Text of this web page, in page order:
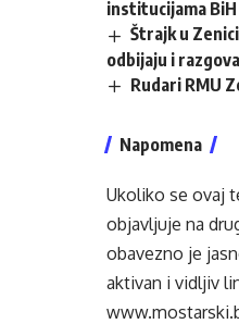
institucijama BiH
Štrajk u
odbijaju i
Rudari RMU
Napomena
Ukoliko se ovaj
objavljuje na
obavezno je
aktivan i vidljiv